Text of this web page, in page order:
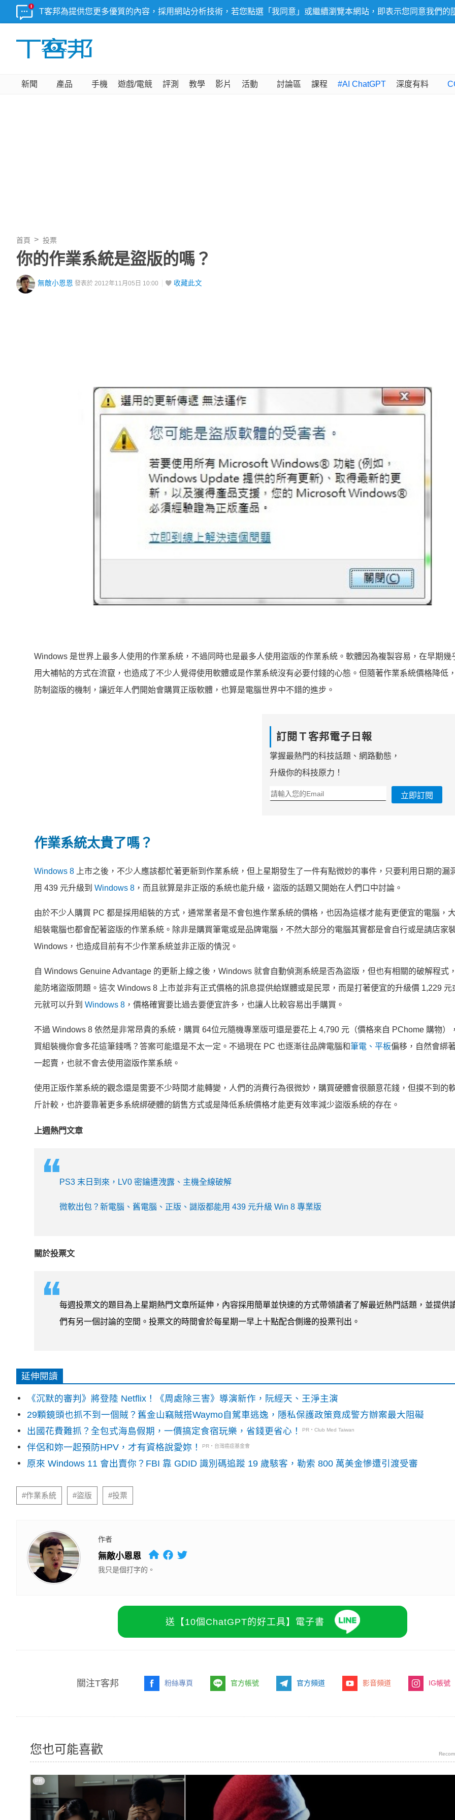
T客邦為提供您更多優質的內容，採用網站分析技術，若您點選「我同意」或繼續瀏覽本網站，即表示您同意我們的
新聞 產品 手機 遊戲/電競 評測 教學 影片 活動 討論區 課程 #AI ChatGPT 深度有料
首頁 投票
你的作業系統是盜版的嗎？
無敵小恩恩 發表於 2012年11月05日 10:00 收藏此文
Windows 是世界上最多人使用的作業系統，不過同時也是最多人使用盜版的作業系統。軟體因為複製容易，在早期幾
用大補帖的方式在流竄，也造成了不少人覺得使用軟體或是作業系統沒有必要付錢的心態。但隨著作業系統價格降低
防制盜版的機制，讓近年人們開始會購買正版軟體，也算是電腦世界中不錯的進步。
訂閱Ｔ客邦電子日報
掌握最熱門的科技話題、網路動態，
升級你的科技原力！
立即訂閱
作業系統太貴了嗎？
Windows 8 上市之後，不少人應該都忙著更新到作業系統，但上星期發生了一件有點微妙的事件，只要利用日期的漏
用 439 元升級到 Windows 8 ，而且就算是非正版的系統也能升級，盜版的話題又開始在人們口中討論。
由於不少人購買 PC 都是採用組裝的方式，通常業者是不會包進作業系統的價格，也因為這樣才能有更便宜的電腦，
組裝電腦也都會配著盜版的作業系統。除非是購買筆電或是品牌電腦，不然大部分的電腦其實都是會自行或是請店家
Windows，也造成目前有不少作業系統並非正版的情況。
自 Windows Genuine Advantage 的更新上線之後，Windows 就會自動偵測系統是否為盜版，但也有相關的破解程式
能防堵盜版問題。這次 Windows 8 上市並非有正式價格的訊息提供給媒體或是民眾，而是打著便宜的升級價 1,229 元
元就可以升到 Windows 8 ，價格確實要比過去要便宜許多，也讓人比較容易出手購買。
不過 Windows 8 依然是非常昂貴的系統，購買 64位元隨機專業版可還是要花上 4,790 元（價格來自 PChome 購物）
買組裝機你會多花這筆錢嗎？答案可能還是不太一定。不過現在 PC 也逐漸往品牌電腦和筆電、平板偏移，自然會綁
一起賣，也就不會去使用盜版作業系統。
使用正版作業系統的觀念還是需要不少時間才能轉變，人們的消費行為很微妙，購買硬體會很願意花錢，但摸不到的
斤計較，也許要靠著更多系統綁硬體的銷售方式或是降低系統價格才能更有效率減少盜版系統的存在。
上週熱門文章
PS3 末日到來，LV0 密鑰遭洩露、主機全線破解
微軟出包？新電腦、舊電腦、正版、謎版都能用 439 元升級 Win 8 專業版
關於投票文
每週投票文的題目為上星期熱門文章所延伸，內容採用簡單並快速的方式帶領讀者了解最近熱門話題，並提供
們有另一個討論的空間。投票文的時間會於每星期一早上十點配合側邊的投票刊出。
延伸閱讀
《沉默的審判》將登陸 Netflix！《周處除三害》導演新作，阮經天、王淨主演
29顆鏡頭也抓不到一個賊？舊金山竊賊搭Waymo自駕車逃逸，隱私保護政策竟成警方辦案最大阻礙
出國花費難抓？全包式海島假期，一價搞定食宿玩樂，省錢更省心！
PR・Club Med Taiwan
伴侶和妳一起預防HPV，才有資格說愛妳！ PR・台灣癌症基金會
原來 Windows 11 會出賣你？FBI 靠 GDID 識別碼追蹤 19 歲駭客，勒索 800 萬美金慘遭引渡受審
#作業系統 #盜版 #投票
作者
無敵小恩恩
我只是個打字的。
送【10個ChatGPT的好工具】電子書
關注T客邦 粉絲專頁 官方帳號 官方頻道 影音頻道 IG帳號
您也可能喜歡
PR